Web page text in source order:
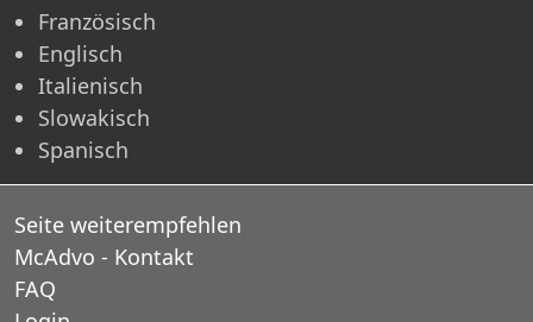
Französisch
Englisch
Italienisch
Slowakisch
Spanisch
Seite weiterempfehlen
McAdvo - Kontakt
FAQ